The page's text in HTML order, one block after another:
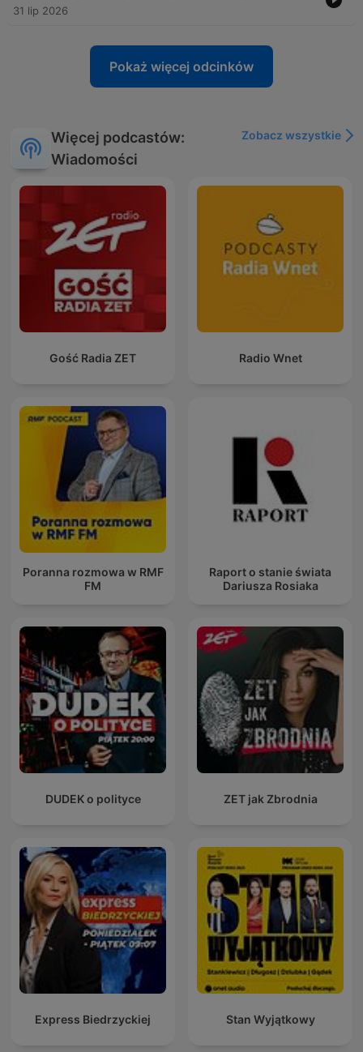
31 lip 2026
Pokaż więcej odcinków
Więcej podcastów:
Wiadomości
Zobacz wszystkie
Gość Radia ZET Radio Wnet
Poranna rozmowa w RMF
FM
Raport o stanie świata
Dariusza Rosiaka
DUDEK o polityce ZET jak Zbrodnia
Express Biedrzyckiej Stan Wyjątkowy